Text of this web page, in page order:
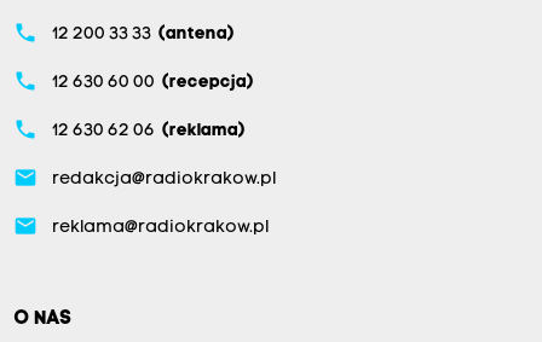
phone 12 200 33 33 (antena)
phone 12 630 60 00 (recepcja)
phone 12 630 62 06 (reklama)
email redakcja@radiokrakow.pl
email reklama@radiokrakow.pl
O NAS